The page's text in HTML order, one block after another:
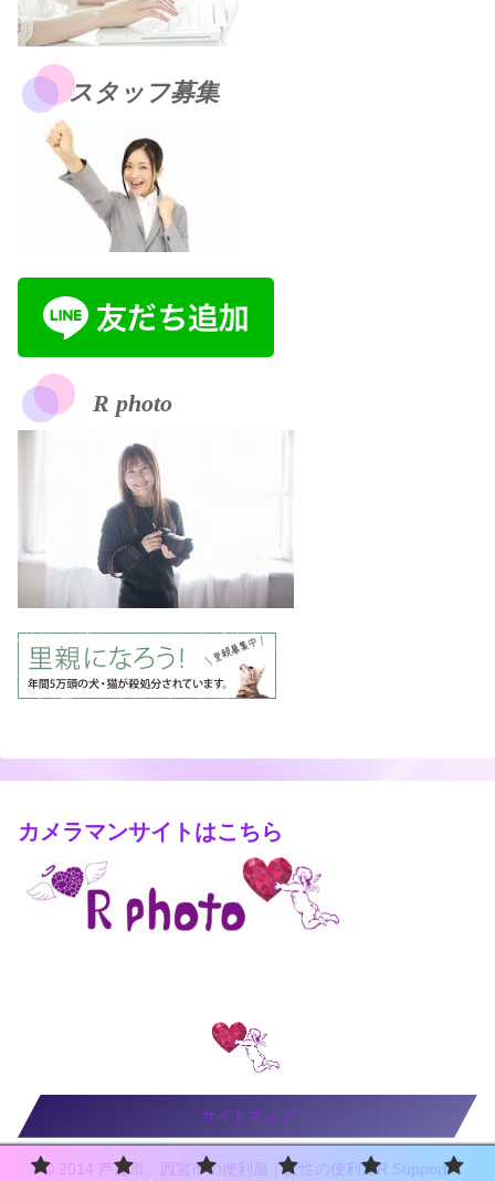
スタッフ募集
R photo
カメラマンサイトはこちら
サイトマップ
© 2014 芦屋市、西宮市の便利屋｜女性の便利屋R Support.